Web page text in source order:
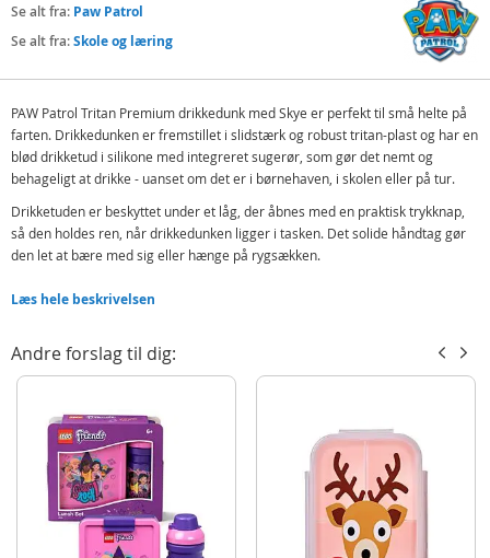
Se alt fra: Paw Patrol
Se alt fra:Skole og læring
PAW Patrol Tritan Premium drikkedunk med Skye er perfekt til små helte på
farten. Drikkedunken er fremstillet i slidstærk og robust tritan-plast og har en
blød drikketud i silikone med integreret sugerør, som gør det nemt og
behageligt at drikke - uanset om det er i børnehaven, i skolen eller på tur.
Drikketuden er beskyttet under et låg, der åbnes med en praktisk trykknap,
så den holdes ren, når drikkedunken ligger i tasken. Det solide håndtag gør
den let at bære med sig eller hænge på rygsækken.
drikkeprodukter. Materialet er BPA-frit og frit for hormonforstyrrende stoffer
brug og forbliver klart og gennemsigtigt over tid - selv ved hyppig brug.
Drikkedunken findes også med flere populære motiver.
Indeholder:
PAW Patrol Skye drikkedunk
Detaljer:
Materiale: Tritan
Volumen: 480 ml
Læs hele beskrivelsen
Andre forslag til dig: